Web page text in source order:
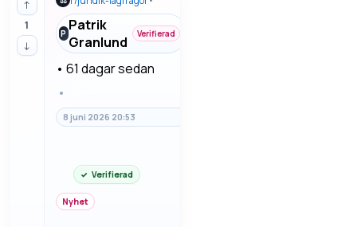
betalningar och pri…
↑
1
↓
PPatrik
Granlund
Verifierad
• 61 dagar sedan
•
8 juni 2026 20:53
Verifierad
Nyhet